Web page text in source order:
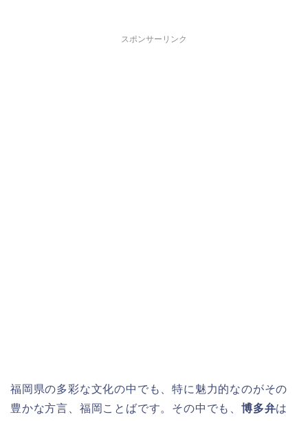
スポンサーリンク
福岡県の多彩な文化の中でも、特に魅力的なのがその
豊かな方言、福岡ことばです。その中でも、 博多弁は